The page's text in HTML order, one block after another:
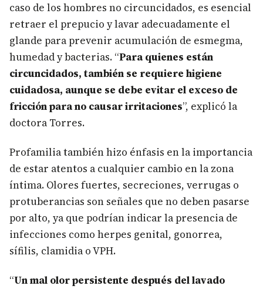
caso de los hombres no circuncidados, es esencial
retraer el prepucio y lavar adecuadamente el
glande para prevenir acumulación de esmegma,
humedad y bacterias. “Para quienes están
circuncidados, también se requiere higiene
cuidadosa, aunque se debe evitar el exceso de
fricción para no causar irritaciones”, explicó la
doctora Torres.
Profamilia también hizo énfasis en la importancia
de estar atentos a cualquier cambio en la zona
íntima. Olores fuertes, secreciones, verrugas o
protuberancias son señales que no deben pasarse
por alto, ya que podrían indicar la presencia de
infecciones como herpes genital, gonorrea,
sífilis, clamidia o VPH.
“Un mal olor persistente después del lavado